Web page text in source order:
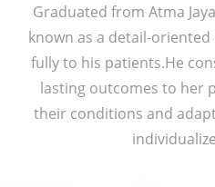
Graduated from Atma
known as a detail-
fully to his patients.He
lasting outcomes to her
their conditions and